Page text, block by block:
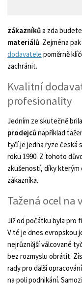
zákazníkůa zda
materiálů. Zejména
dodavatele poměrně
zachránit.
Kvalitní
profesionality
Jedním ze skutečně
prodejcůnapříklad
tyčí je jedna ryze česká
roku 1990. Z tohoto
zkušeností, díky
zákazníka.
Tažená ocel na
Již od počátku byla pro
V té je dnes evropskou
nejrůznější válcované
bez rozmyslu obrátit.
rady pro další
na poli podnikání.